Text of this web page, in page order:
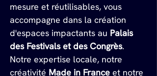
mesure et réutilisables, vous
accompagne dans la création
d'espaces impactants au Palais
des Festivals et des Congrès.
Notre expertise locale, notre
créativité Made in France et notre